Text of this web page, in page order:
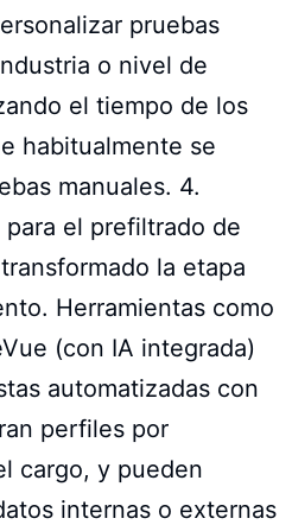
pruebas
o nivel de
el tiempo de los
habitualmente se
manuales. 4.
el prefiltrado de
la etapa
Herramientas como
(con IA integrada)
automatizadas con
perfiles por
cargo, y pueden
internas o externas